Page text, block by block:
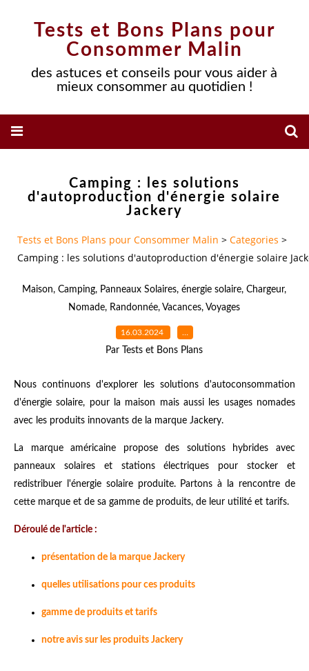
Tests et Bons Plans pour
Consommer Malin
des astuces et conseils pour vous aider à
mieux consommer au quotidien !
Camping : les solutions
d'autoproduction d'énergie solaire
Jackery
Tests et Bons Plans pour Consommer Malin > Categories >
Camping : les solutions d'autoproduction d'énergie solaire
Maison,Camping, Panneaux Solaires,énergie solaire,Chargeur,
Nomade, Randonnée,Vacances,Voyages
16.03.2024 …
Par Tests et Bons Plans
Nous continuons d'explorer les solutions d'autoconsommation
d'énergie solaire, pour la maison mais aussi les usages nomades
avec les produits innovants de la marque Jackery.
La marque américaine propose des solutions hybrides avec
panneaux solaires et stations électriques pour stocker et
redistribuer l'énergie solaire produite. Partons à la rencontre de
cette marque et de sa gamme de produits, de leur utilité et tarifs.
Déroulé de l'article :
présentation de la marque Jackery
quelles utilisations pour ces produits
gamme de produits et tarifs
notre avis sur les produits Jackery